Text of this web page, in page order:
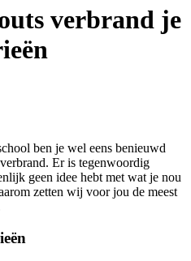
verbrand je
ben je wel eens benieuwd
Er is tegenwoordig
geen idee hebt met wat je nou
zetten wij voor jou de meest